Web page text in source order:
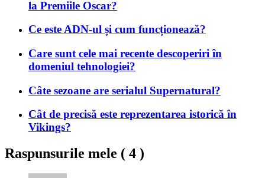
la Premiile Oscar?
Ce este ADN-ul și cum funcționează?
Care sunt cele mai recente descoperiri în
domeniul tehnologiei?
Câte sezoane are serialul Supernatural?
Cât de precisă este reprezentarea istorică în
Vikings?
Raspunsurile mele ( 4 )